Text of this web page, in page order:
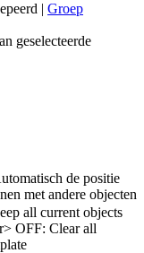
| Groep
geselecteerde
de positie
met andere objecten
all current objects
OFF: Clear all